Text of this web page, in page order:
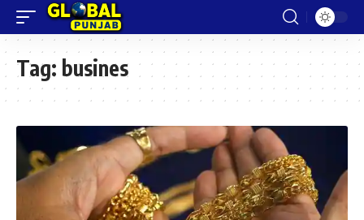
Tag: busines